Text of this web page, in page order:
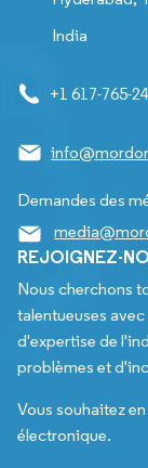
India
+1 617-765-
Demandes des
REJOIGNEZ-
Nous cherchons
talentueuses
d'expertise de
problèmes et
Vous souhaitez
électronique.